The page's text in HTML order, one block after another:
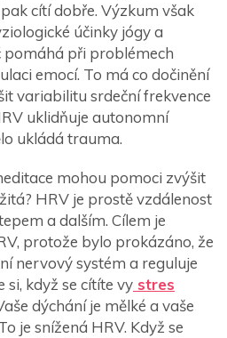
cítí dobře. Výzkum však
účinky jógy a
při problémech
emocí. To má co dočinění
variabilitu srdeční frekvence
uklidňuje autonomní
ukládá trauma.
mohou pomoci zvýšit
HRV je prostě vzdálenost
a dalším. Cílem je
protože bylo prokázáno, že
nervový systém a reguluje
si, když se cítíte vy stres
dýchání je mělké a vaše
je snížená HRV. Když se